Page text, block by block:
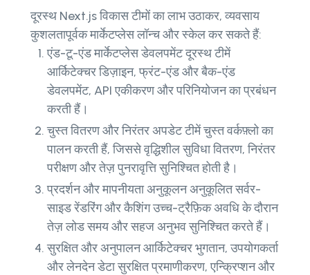
दूरस्थ Next.js विकास टीमों का लाभ उठाकर, व्यवसाय
कुशलतापूर्वक मार्केटप्लेस लॉन्च और स्केल कर सकते हैं:
एंड-टू-एंड मार्केटप्लेस डेवलपमेंट दूरस्थ टीमें
आर्किटेक्चर डिज़ाइन, फ्रंट-एंड और बैक-एंड
डेवलपमेंट, API एकीकरण और परिनियोजन का प्रबंधन
करती हैं।
चुस्त वितरण और निरंतर अपडेट टीमें चुस्त वर्कफ़्लो का
पालन करती हैं, जिससे वृद्धिशील सुविधा वितरण, निरंतर
परीक्षण और तेज़ पुनरावृत्ति सुनिश्चित होती है।
प्रदर्शन और मापनीयता अनुकूलन अनुकूलित सर्वर-
साइड रेंडरिंग और कैशिंग उच्च-ट्रैफ़िक अवधि के दौरान
तेज़ लोड समय और सहज अनुभव सुनिश्चित करते हैं।
सुरक्षित और अनुपालन आर्किटेक्चर भुगतान, उपयोगकर्ता
और लेनदेन डेटा सुरक्षित प्रमाणीकरण, एन्क्रिप्शन और